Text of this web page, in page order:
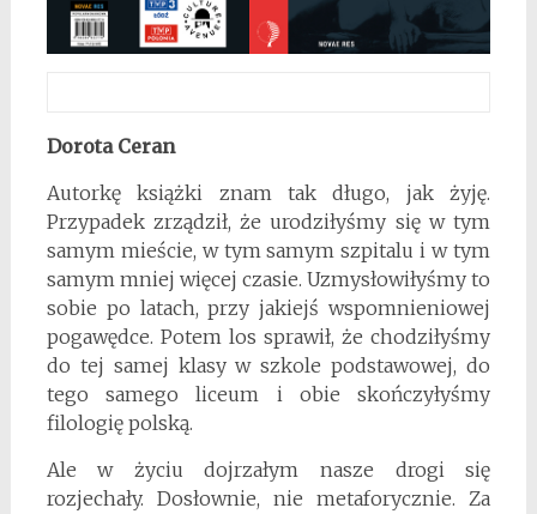
Dorota Ceran
Autorkę książki znam tak długo, jak żyję.
Przypadek zrządził, że urodziłyśmy się w tym
samym mieście, w tym samym szpitalu i w tym
samym mniej więcej czasie. Uzmysłowiłyśmy to
sobie po latach, przy jakiejś wspomnieniowej
pogawędce. Potem los sprawił, że chodziłyśmy
do tej samej klasy w szkole podstawowej, do
tego samego liceum i obie skończyłyśmy
filologię polską.
Ale w życiu dojrzałym nasze drogi się
rozjechały. Dosłownie, nie metaforycznie. Za